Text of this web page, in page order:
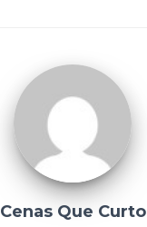
Cenas Que Curto